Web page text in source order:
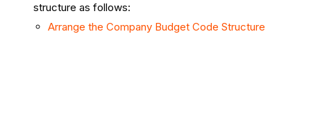
structure as follows:
Arrange the Company Budget Code Structure